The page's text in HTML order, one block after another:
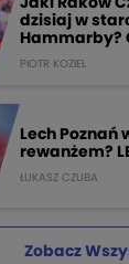
dzisiaj w
Hammarby?
PIOTR KOZIEL
Lech Poznań
rewanżem?
ŁUKASZ CZUBA
Zobacz